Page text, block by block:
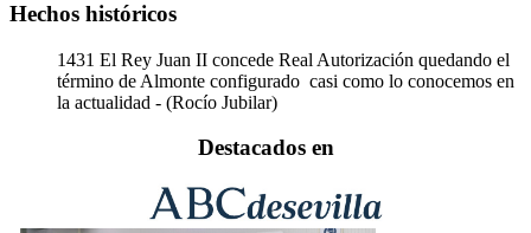
Hechos históricos
1431 El Rey Juan II concede Real Autorización quedando el
término de Almonte configurado casi como lo conocemos en
la actualidad - (Rocío Jubilar)
Destacados en